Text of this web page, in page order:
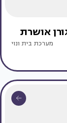
אושרת
מערכת בית ונוי